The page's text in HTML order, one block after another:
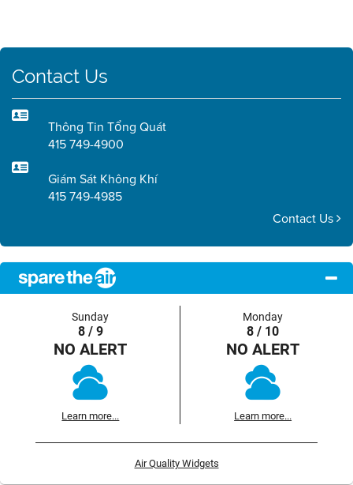
Contact Us
Thông Tin Tổng Quát
415 749-4900
Giám Sát Không Khí
415 749-4985
Contact Us
Sunday
8 / 9
NO ALERT
Learn more...
Monday
8 / 10
NO ALERT
Learn more...
Air Quality Widgets